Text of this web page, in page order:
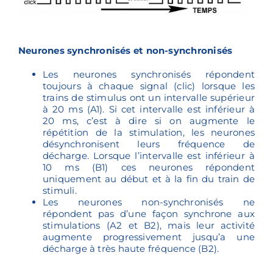
Neurones synchronisés et non-synchronisés
Les neurones synchronisés répondent
toujours à chaque signal (clic) lorsque les
trains de stimulus ont un intervalle supérieur
à 20 ms (A1). Si cet intervalle est inférieur à
20 ms, c’est à dire si on augmente le
répétition de la stimulation, les neurones
désynchronisent leurs fréquence de
décharge. Lorsque l’intervalle est inférieur à
10 ms (B1) ces neurones répondent
uniquement au début et à la fin du train de
stimuli.
Les neurones non-synchronisés ne
répondent pas d’une façon synchrone aux
stimulations (A2 et B2), mais leur activité
augmente progressivement jusqu’a une
décharge à très haute fréquence (B2).